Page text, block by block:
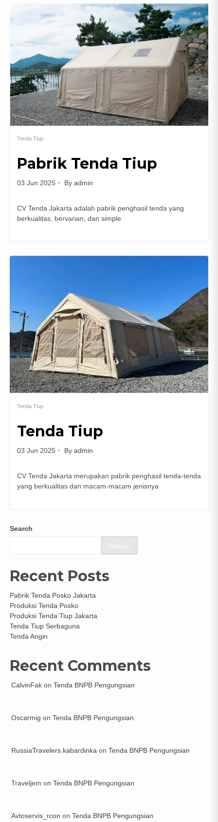
Tenda Tiup
Pabrik Tenda Tiup
03 Jun 2025 By admin
CV Tenda Jakarta adalah pabrik penghasil tenda yang
berkualitas, bervarian, dan simple
Tenda Tiup
Tenda Tiup
03 Jun 2025 By admin
CV Tenda Jakarta merupakan pabrik penghasil tenda-tenda
yang berkualitas dan macam-macam jenisnya
Search
Search
Recent Posts
Pabrik Tenda Posko Jakarta
Produksi Tenda Posko
Produksi Tenda Tiup Jakarta
Tenda Tiup Serbaguna
Tenda Angin
Recent Comments
CalvinFak on Tenda BNPB Pengungsian
Oscarmig on Tenda BNPB Pengungsian
RussiaTravelers.kabardinka on Tenda BNPB Pengungsian
Traveljem on Tenda BNPB Pengungsian
Avtoservis_rcon on Tenda BNPB Pengungsian